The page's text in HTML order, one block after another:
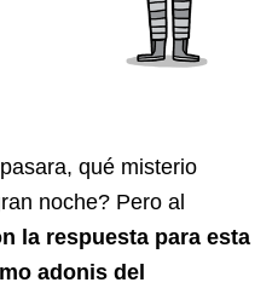
qué misterio
noche? Pero al
la respuesta para esta
adonis del